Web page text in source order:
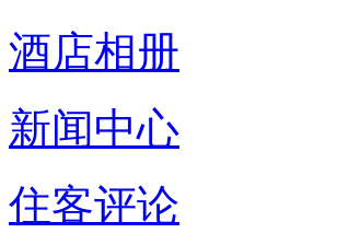
酒店相册
新闻中心
住客评论